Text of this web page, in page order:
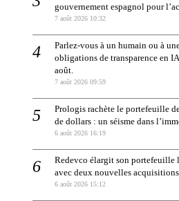
gouvernement espagnol pour
7 août 2026 10:32
Parlez-vous à un humain ou à
obligations de transparence en
août.
7 août 2026 09:59
Prologis rachète le portefeuille
de dollars : un séisme dans
6 août 2026 16:19
Redevco élargit son portefeuille
avec deux nouvelles
6 août 2026 15:12